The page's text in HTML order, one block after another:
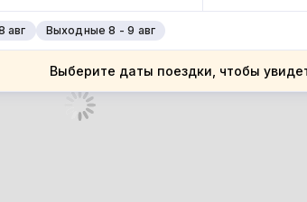
авг Выходные 8 - 9 авг
Выберите даты поездки, чтобы